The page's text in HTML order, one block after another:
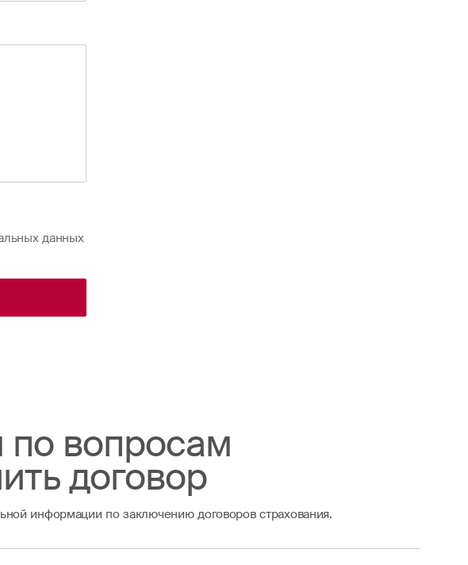
материалов к месту
обнаружения
данных
по вопросам
договор
информации по заключению договоров страхования.